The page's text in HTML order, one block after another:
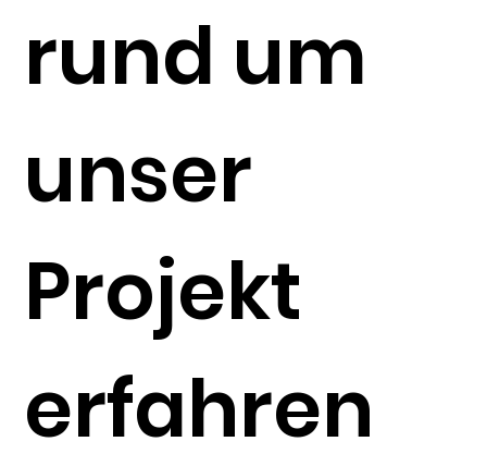
rund um
unser
Projekt
erfahren